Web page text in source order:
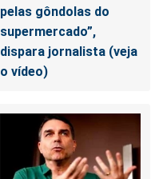
pelas gôndolas do
supermercado”,
dispara jornalista (veja
o vídeo)